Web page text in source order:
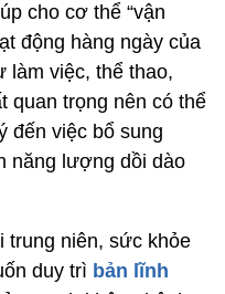
cho cơ thể “vận
động hàng ngày của
làm việc, thể thao,
quan trọng nên có thể
đến việc bổ sung
năng lượng dồi dào
trung niên, sức khỏe
duy trì bản lĩnh